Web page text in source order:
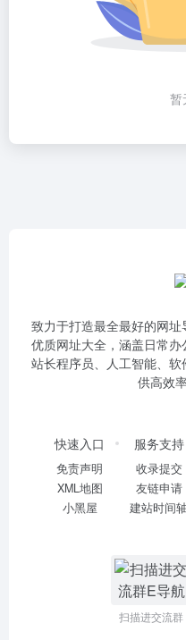
暂
致力于打造最全最好的网
优质网址大全，涵盖日常办
站长程序员、人工智能、
供高效
快速入口
免责声明
XML地图
小黑屋
服务支持
收录提交
友链申请
建站时间轴
扫描进交流群